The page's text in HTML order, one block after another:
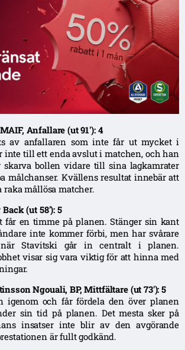
Anfallare (ut 91′): 4
av anfallaren som inte får ut mycket i
inte till ett enda avslut i matchen, och han
bollen vidare till sina lagkamrater
målchanser. Kvällens resultat innebär att
mållösa matcher.
(ut 58′): 5
får en timme på planen. Stänger sin kant
inte kommer förbi, men har svårare
Stavitski går in centralt i planen.
visar sig vara viktig för att hinna med
Ngouali, BP, Mittfältare (ut 73′): 5
igenom och får fördela den över planen
sin tid på planen. Det mesta sker på
insatser inte blir av den avgörande
är fullt godkänd.